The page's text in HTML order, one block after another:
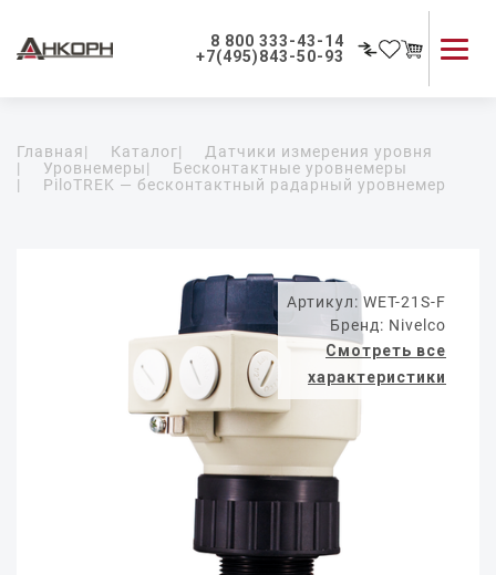
8 800 333-43-14
+7(495)843-50-93
Применение приборов
Как мы работаем
Главная| Каталог|
Датчики измерения уровня
|
Уровнемеры|
Бесконтактные уровнемеры
|
PiloTREK — бесконтактный радарный уровнемер
Артикул: WET-21S-F
Бренд: Nivelco
Смотреть все
характеристики